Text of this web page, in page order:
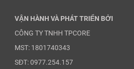
VẬN HÀNH VÀ PHÁT TRIỂN BỞI
CÔNG TY TNHH TPCORE
MST: 1801740343
SĐT: 0977.254.157